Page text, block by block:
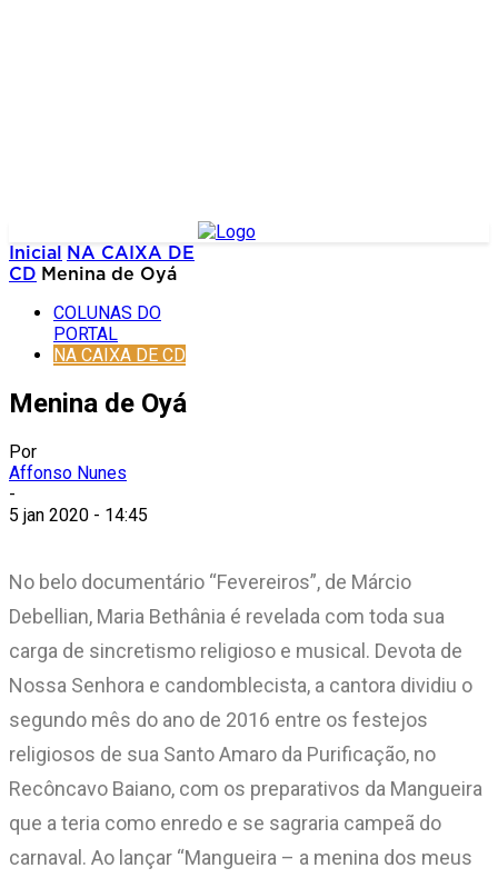
Inicial
NA CAIXA DE
CD Menina de Oyá
COLUNAS DO
PORTAL
NA CAIXA DE CD
Menina de Oyá
Por
Affonso Nunes
-
5 jan 2020 - 14:45
No belo documentário “Fevereiros”, de Márcio
Debellian, Maria Bethânia é revelada com toda sua
carga de sincretismo religioso e musical. Devota de
Nossa Senhora e candomblecista, a cantora dividiu o
segundo mês do ano de 2016 entre os festejos
religiosos de sua Santo Amaro da Purificação, no
Recôncavo Baiano, com os preparativos da Mangueira
que a teria como enredo e se sagraria campeã do
carnaval. Ao lançar “Mangueira – a menina dos meus